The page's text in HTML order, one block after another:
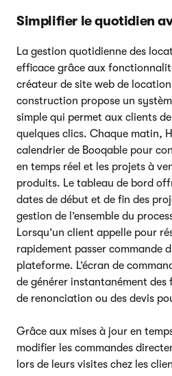
Simplifier le quotidien
La gestion quotidienne des
efficace grâce aux
créateur de site web de
construction propose un
simple qui permet aux clients
quelques clics. Chaque matin,
calendrier de Booqable pour
en temps réel et les projets à
produits. Le tableau de bord
dates de début et de fin des
gestion de l’ensemble du
Lorsqu’un client appelle pour
rapidement passer commande
plateforme. L’écran de
de générer instantanément
de renonciation ou des devis
Grâce aux mises à jour en
modifier les commandes
lors de leurs visites chez les